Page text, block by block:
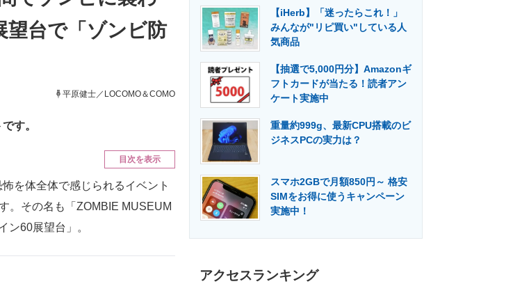
IT製品の技術・比較・事例 製造業のIT導入・活用を支援
電子設計の基本と応用 エネルギーの専門メディア 建設×テクノロジーの最前線
台で「ゾンビ防
平原健士／LOCOMO＆COMO
す。
目次を表示
を体全体で感じられるイベント
。その名も「ZOMBIE MUSEUM
60展望台」。
【iHerb】「迷ったらこれ！」
みんなが"リピ買い"している人
気商品
【抽選で5,000円分】Amazonギ
フトカードが当たる！読者アン
ケート実施中
重量約999g、最新CPU搭載のビ
ジネスPCの実力は？
スマホ2GBで月額850円～ 格安
SIMをお得に使うキャンペーン
実施中！
アクセスランキング